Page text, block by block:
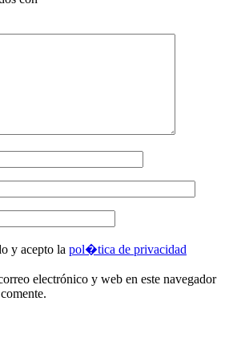
y acepto la pol�tica de privacidad
electrónico y web en este navegador